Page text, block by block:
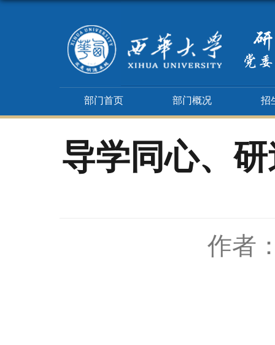
部门首页 部门概况 招
导学同心、
作者